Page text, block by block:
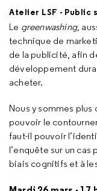
Atelier LSF - Public
Le greenwashing,
technique de
de la publicité, afin
développement
acheter.
Nous y sommes
pouvoir le
faut-il pouvoir
l’enquête sur un
biais cognitifs et à